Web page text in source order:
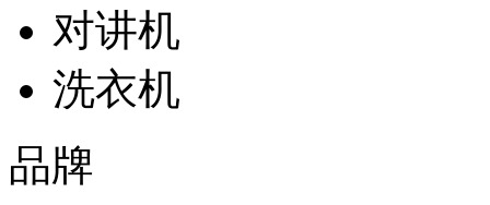
对讲机
洗衣机
品牌